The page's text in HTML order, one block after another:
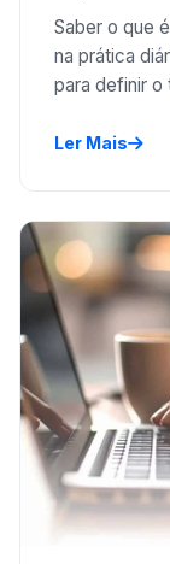
Saber o que
na prática
para definir o
Ler Mais